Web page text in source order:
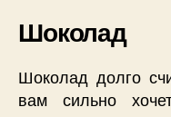
Шоколад
Шоколад долго
вам сильно